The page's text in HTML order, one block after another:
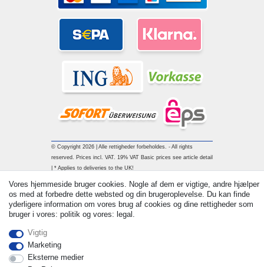
© Copyright 2026 | Alle rettigheder forbeholdes. - All rights
reserved. Prices incl. VAT. 19% VAT Basic prices see article detail
| * Applies to deliveries to the UK!
Vores hjemmeside bruger cookies. Nogle af dem er vigtige, andre hjælper
os med at forbedre dette websted og din brugeroplevelse. Du kan finde
yderligere information om vores brug af cookies og dine rettigheder som
bruger i vores: politik og vores: legal.
Vigtig
Marketing
Eksterne medier
Withdraw from contract here Kontakt